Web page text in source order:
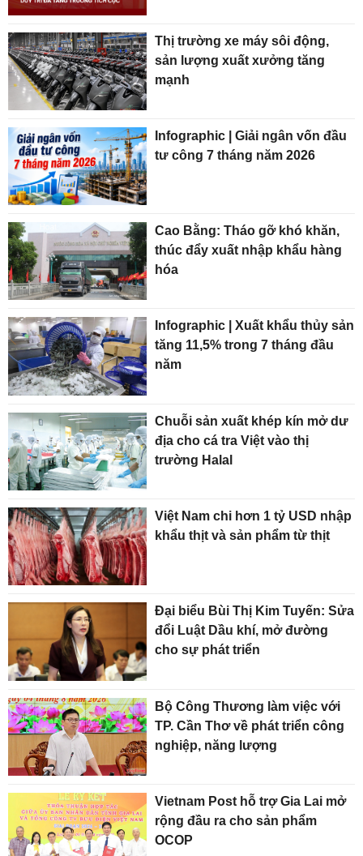
Thị trường xe máy sôi động,
sản lượng xuất xưởng tăng
mạnh
Infographic | Giải ngân vốn đầu
tư công 7 tháng năm 2026
Cao Bằng: Tháo gỡ khó khăn,
thúc đẩy xuất nhập khẩu hàng
hóa
Infographic | Xuất khẩu thủy sản
tăng 11,5% trong 7 tháng đầu
năm
Chuỗi sản xuất khép kín mở dư
địa cho cá tra Việt vào thị
trường Halal
Việt Nam chi hơn 1 tỷ USD nhập
khẩu thịt và sản phẩm từ thịt
Đại biểu Bùi Thị Kim Tuyến: Sửa
đổi Luật Dầu khí, mở đường
cho sự phát triển
Bộ Công Thương làm việc với
TP. Cần Thơ về phát triển công
nghiệp, năng lượng
Vietnam Post hỗ trợ Gia Lai mở
rộng đầu ra cho sản phẩm
OCOP